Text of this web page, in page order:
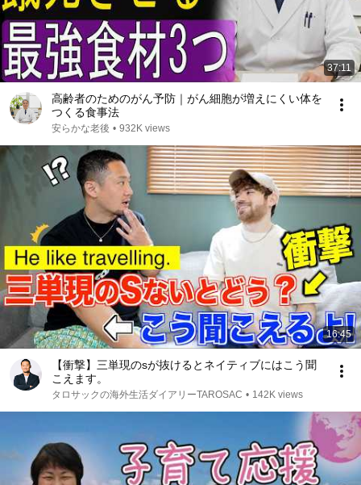
37:11
高齢者のためのがん予防｜がん細胞が増えにくい体を
つくる食事法
安らかな老後 • 932K views
16:45
【衝撃】三単現のsが抜けるとネイティブにはこう聞
こえます。
タロサックの海外生活ダイアリーTAROSAC • 142K views